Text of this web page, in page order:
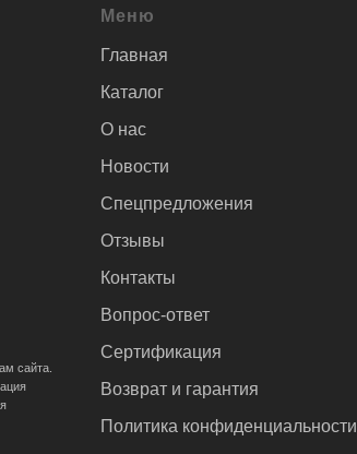
сайта.
Меню
Главная
Каталог
О нас
Новости
Спецпредложения
Отзывы
Контакты
Вопрос-ответ
Сертификация
Возврат и гарантия
Политика конфиденциальности